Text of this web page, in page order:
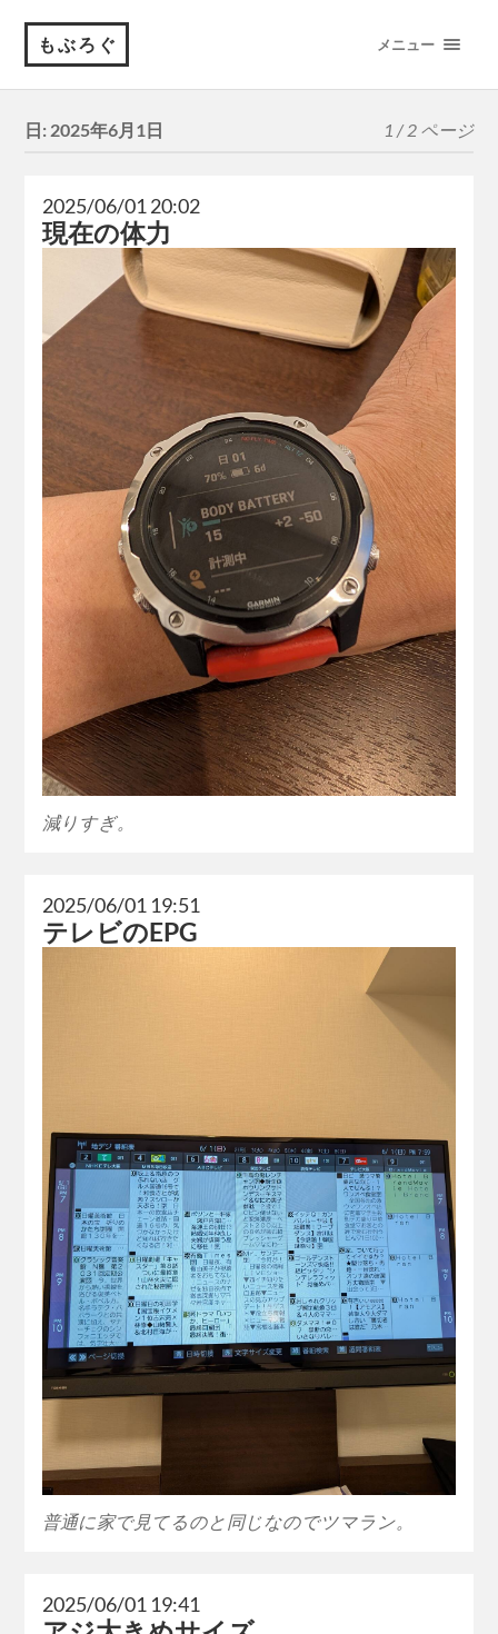
もぶろぐ メニュー
日: 2025年6月1日 1 / 2 ページ
2025/06/01 20:02
現在の体力
減りすぎ。
2025/06/01 19:51
テレビのEPG
普通に家で見てるのと同じなのでツマラン。
2025/06/01 19:41